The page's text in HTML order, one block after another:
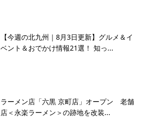
【今週の北九州｜8月3日更新】グルメ＆イ
ベント＆おでかけ情報21選！ 知っ...
ラーメン店「六黒 京町店」オープン 老舗
店＜永楽ラーメン＞の跡地を改装...